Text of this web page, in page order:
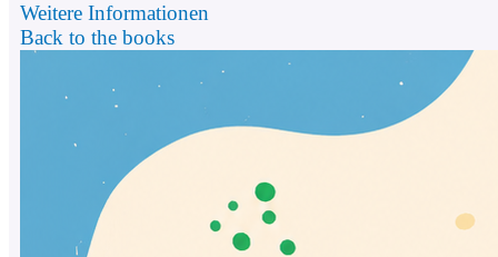
Weitere Informationen
Back to the books